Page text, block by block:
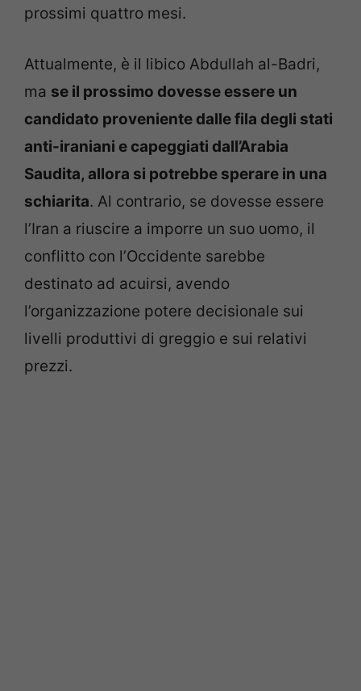
prossimi quattro mesi.
Attualmente, è il libico Abdullah al-Badri,
ma se il prossimo dovesse essere un
candidato proveniente dalle fila degli stati
anti-iraniani e capeggiati dall’Arabia
Saudita, allora si potrebbe sperare in una
schiarita. Al contrario, se dovesse essere
l’Iran a riuscire a imporre un suo uomo, il
conflitto con l’Occidente sarebbe
destinato ad acuirsi, avendo
l’organizzazione potere decisionale sui
livelli produttivi di greggio e sui relativi
prezzi.